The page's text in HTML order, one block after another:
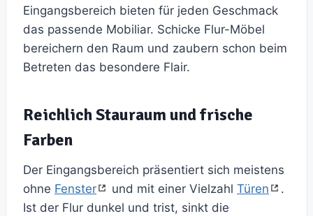
Eingangsbereich bieten für jeden Geschmack
das passende Mobiliar. Schicke Flur-Möbel
bereichern den Raum und zaubern schon beim
Betreten das besondere Flair.
Reichlich Stauraum und frische
Farben
Der Eingangsbereich präsentiert sich meistens
ohne Fenster und mit einer Vielzahl Türen
.
Ist der Flur dunkel und trist, sinkt die